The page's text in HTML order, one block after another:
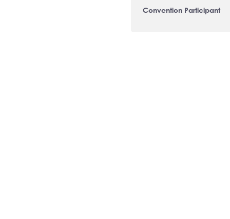
Convention Participant